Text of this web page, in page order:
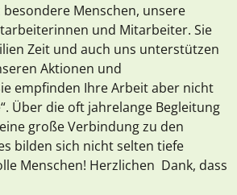
besondere Menschen, unsere
und Mitarbeiter. Sie
Zeit und auch uns unterstützen
Aktionen und
empfinden Ihre Arbeit aber nicht
Über die oft jahrelange Begleitung
große Verbindung zu den
bilden sich nicht selten tiefe
Menschen! Herzlichen Dank, dass